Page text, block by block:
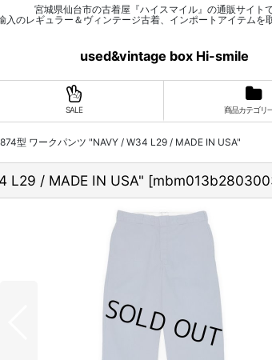
宮城県仙台市の古着屋『ハイスマイル』の通販サイトで
入のレギュラー＆ヴィンテージ古着、インポートアイテムを
used&vintage box Hi-smile
SALE 商品カテゴリ
型 ワークパンツ "NAVY / W34 L29 / MADE IN USA"
L29 / MADE IN USA" [